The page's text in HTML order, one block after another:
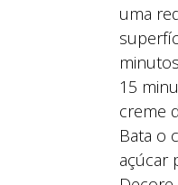
uma
15
creme
Bata o
açúcar